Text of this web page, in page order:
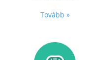
Tovább »